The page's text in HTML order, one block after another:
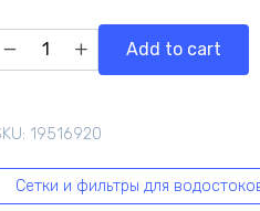
Защитная
Add to cart
19516920
Сетки и фильтры для